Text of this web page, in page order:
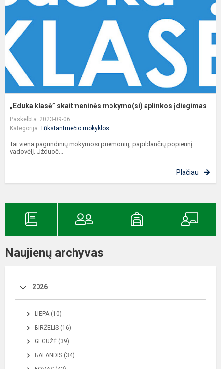
„Eduka klasė” skaitmeninės mokymo(si) aplinkos įdiegimas
Paskelbta: 2023-09-06
Kategorija: Tūkstantmečio mokyklos
Tai viena pagrindinių mokymosi priemonių, papildančių popierinį
vadovėlį. Užduoč...
Plačiau
Naujienų archyvas
2026
LIEPA (10)
BIRŽELIS (16)
GEGUŽĖ (39)
BALANDIS (34)